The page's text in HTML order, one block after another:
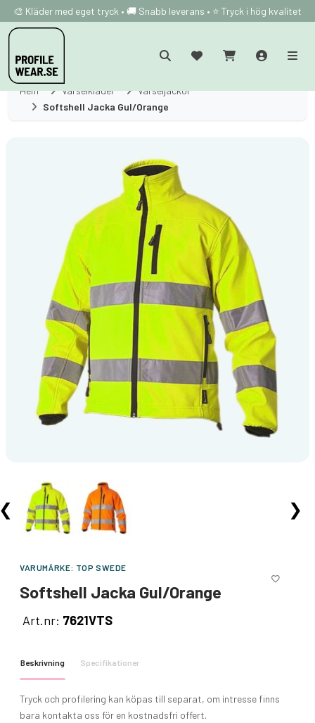
🎨 Kläder med eget tryck • 🚚 Snabb leverans • ⭐ Tryck i hög kvalitet
Hem Varselkläder
Varseljackor
Softshell Jacka Gul/Orange
❯
VARUMÄRKE: TOP SWEDE
Softshell Jacka Gul/Orange
Art.nr: 7621VTS
Beskrivning Specifikationer
Tryck och profilering kan köpas till separat, om intresse finns
bara kontakta oss för en kostnadsfri offert.